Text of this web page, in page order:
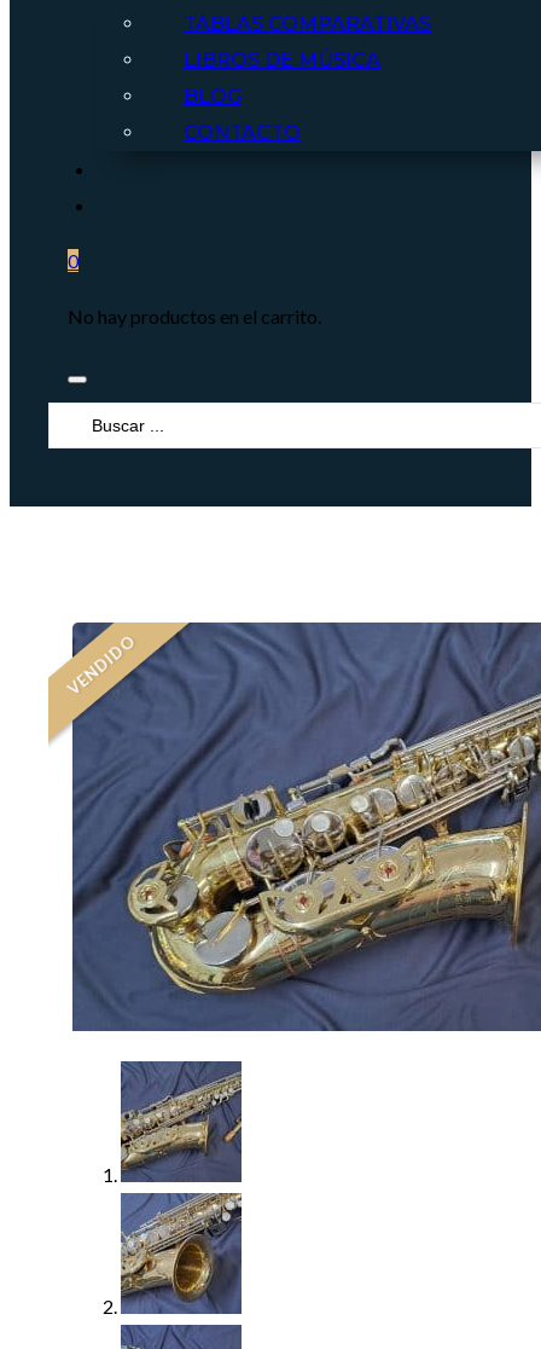
TABLAS COMPARATIVAS
LIBROS DE MÚSICA
BLOG
CONTACTO
0
No hay productos en el carrito.
Search
...
VENDIDO